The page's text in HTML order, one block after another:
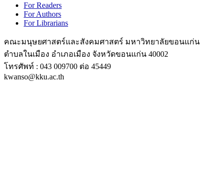
For Readers
For Authors
For Librarians
คณะมนุษยศาสตร์และสังคมศาสตร์ มหาวิทยาลัยขอนแก่น
ตำบลในเมือง อำเภอเมือง จังหวัดขอนแก่น 40002
โทรศัพท์ : 043 009700 ต่อ 45449
kwanso@kku.ac.th